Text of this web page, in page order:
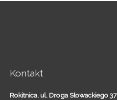
Kontakt
Rokitnica, ul. Droga Słowackiego 37